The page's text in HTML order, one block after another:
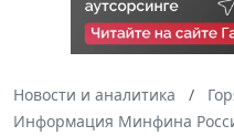
Новости и аналитика
Информация Минфина